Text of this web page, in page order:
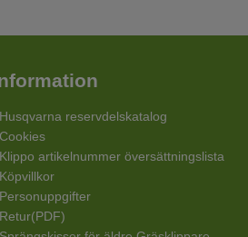
Husqvarna reservdelskatalog
Cookies
Klippo artikelnummer översättningslista
Köpvillkor
Personuppgifter
Retur(PDF)